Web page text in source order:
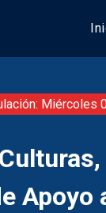
Miércoles